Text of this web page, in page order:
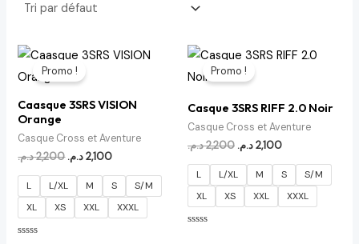
Promo !
Caasque 3SRS VISION
Orange
Casque Cross et Aventure
2,200د.م.
Le
prix
initial
2,200 د.م..
2,100 د.م.
Le
L L/XL M S
S/M
XL
XS XXL XXXL
Promo !
Casque 3SRS RIFF 2.0 Noir
Casque Cross et Aventure
2,200د.م.
Le
prix
initial
2,200 د.م..
2,100د.م.
Le
2,100 د.م..
L L/XL M S
S/M
XL
XS XXL XXXL